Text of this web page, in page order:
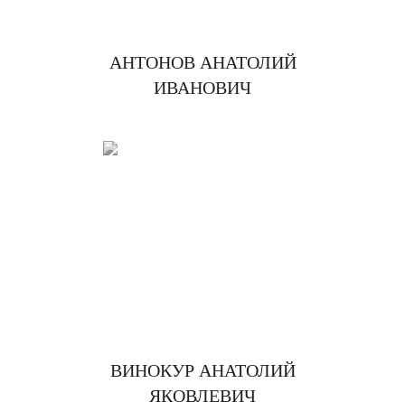
АНТОНОВ АНАТОЛИЙ
ИВАНОВИЧ
ВИНОКУР АНАТОЛИЙ
ЯКОВЛЕВИЧ